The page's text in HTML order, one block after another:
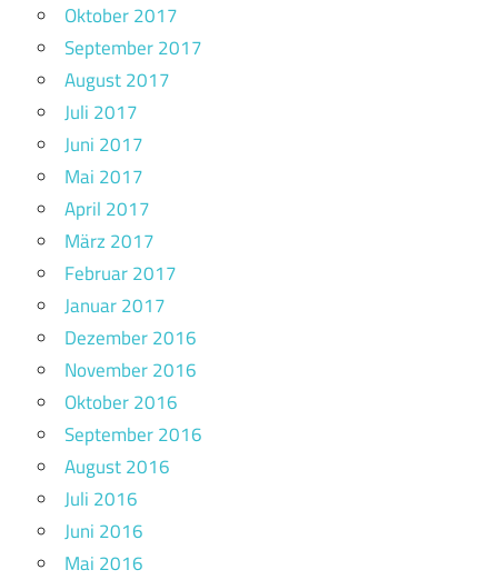
Oktober 2017
September 2017
August 2017
Juli 2017
Juni 2017
Mai 2017
April 2017
März 2017
Februar 2017
Januar 2017
Dezember 2016
November 2016
Oktober 2016
September 2016
August 2016
Juli 2016
Juni 2016
Mai 2016